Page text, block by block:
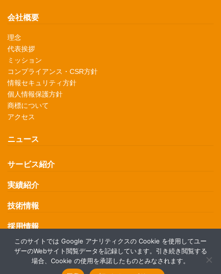
会社概要
理念
代表挨拶
ミッション
コンプライアンス・CSR方針
情報セキュリティ方針
個人情報保護方針
商標について
アクセス
ニュース
サービス紹介
実績紹介
技術情報
採用情報
お問い合わせ
このサイトでは Google アナリティクスの Cookie を使用してユー
ザーのWebサイト閲覧データを記録しています。引き続き閲覧する
場合、Cookie の使用を承諾したものとみなされます。